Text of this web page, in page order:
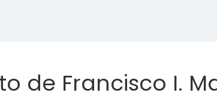
de Francisco I.